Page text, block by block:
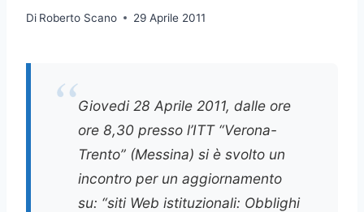
Di Roberto Scano 29 Aprile 2011
Giovedi 28 Aprile 2011, dalle ore
ore 8,30 presso l’ITT “Verona-
Trento” (Messina) si è svolto un
incontro per un aggiornamento
su: “siti Web istituzionali: Obblighi